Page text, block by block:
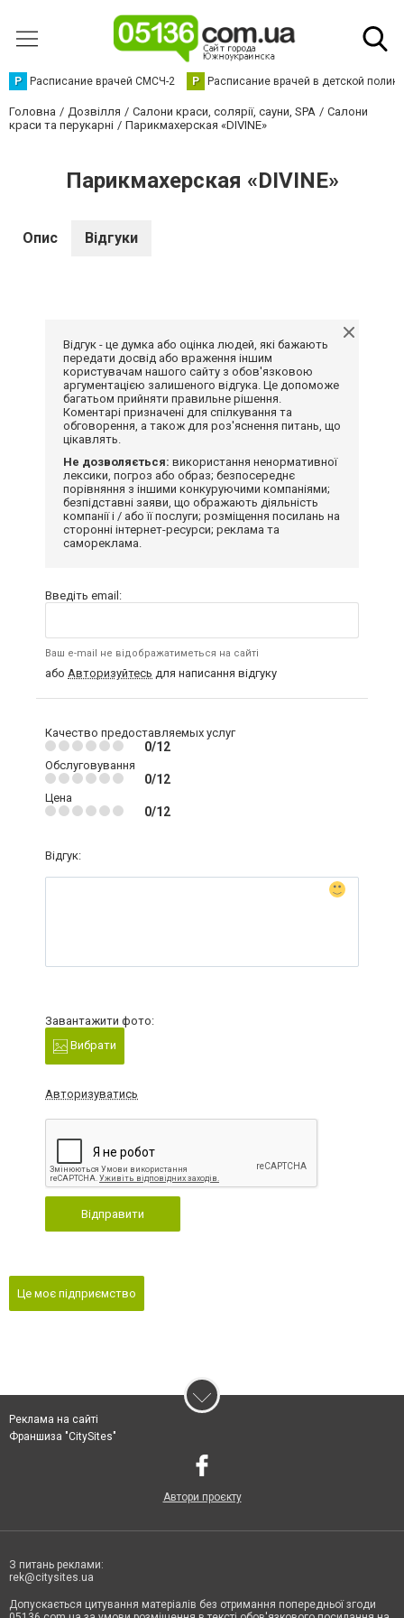
Р Расписание врачей СМСЧ-2 Р Расписание врачей в детской
Головна Дозвілля Салони краси, солярії, сауни, SPA
Салони
краси та перукарні
Парикмахерская «DIVINE»
Парикмахерская «DIVINE»
Опис Відгуки
Відгук - це думка або оцінка людей, які бажають
передати досвід або враження іншим
користувачам нашого сайту з обов'язковою
аргументацією залишеного відгука. Це допоможе
багатьом прийняти правильне рішення.
Коментарі призначені для спілкування та
обговорення, а також для роз'яснення питань, що
цікавлять.
Не дозволяється: використання ненормативної
лексики, погроз або образ; безпосереднє
порівняння з іншими конкуруючими компаніями;
безпідставні заяви, що ображають діяльність
компанії і / або її послуги; розміщення посилань на
сторонні інтернет-ресурси; реклама та
самореклама.
Введіть email:
Ваш e-mail не відображатиметься на сайті
або Авторизуйтесь для написання відгуку
Качество предоставляемых услуг
0/12
Обслуговування
0/12
Цена
0/12
Відгук:
Завантажити фото:
Вибрати
Авторизуватись
Відправити
Це моє підприємство
Реклама на сайті
Франшиза "CitySites"
Автори проєкту
З питань реклами:
rek@citysites.ua
Допускається цитування матеріалів без отримання попередньої згоди